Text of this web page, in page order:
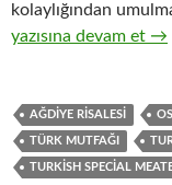
kolaylığından
SUSUZ KÖFTE
yazısına devam et →
AĞDIYE RISALESI
TÜRK MUTFAĞI
TURKISH SPECIAL